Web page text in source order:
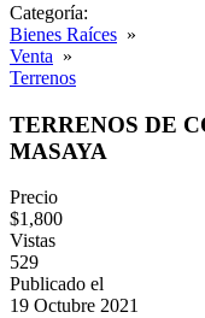
Categoría:
Bienes Raíces »
Venta »
Terrenos
TERRENOS DE
MASAYA
Precio
$1,800
Vistas
529
Publicado el
19 Octubre 2021